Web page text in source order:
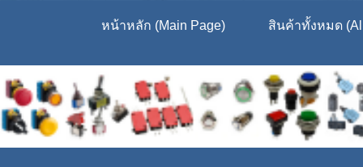
หน้าหลัก (Main Page) สินค้าทั้งหมด